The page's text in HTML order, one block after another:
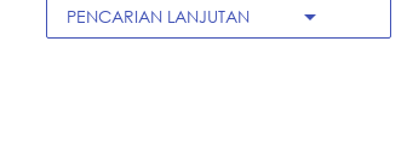
PENCARIAN LANJUTAN arrow_drop_down